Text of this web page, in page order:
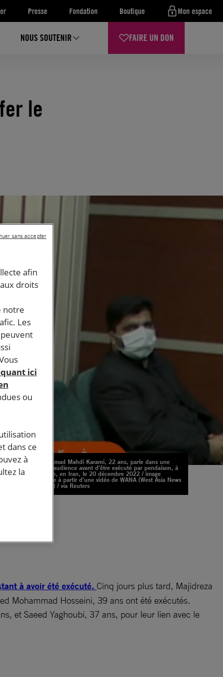
Presse Fondation Boutique Mon espace
NOUS SOUTENIR FAIRE UN DON
le
Mohammad Mahdi Karami, 22 ans, parle dans une
salle d'audience avant d'être exécuté par pendaison, à
Téhéran, en Iran, le 20 décembre 2022 / image
obtenue à partir d'une vidéo de WANA (West Asia News
Agency) / via Reuters
à avoir été exécuté. Cinq jours plus tard, Majidreza
Mohammad Hosseini, 39 ans ont été exécutés.
et Saeed Yaghoubi, 37 ans, pour leur lien avec le
afin
droits
notre
Les
ici
ou
dans ce
à
la
sans accepter